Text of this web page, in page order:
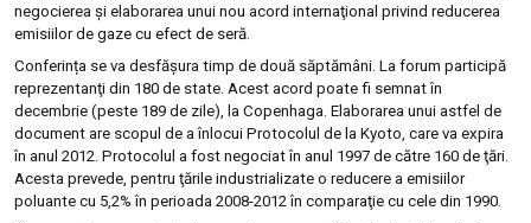
negocierea și elaborarea unui nou acord internaţional privind reducerea
emisiilor de gaze cu efect de seră.
Conferința se va desfășura timp de două săptămâni. La forum participă
reprezentanţi din 180 de state. Acest acord poate fi semnat în
decembrie (peste 189 de zile), la Copenhaga. Elaborarea unui astfel de
document are scopul de a înlocui Protocolul de la Kyoto, care va expira
în anul 2012. Protocolul a fost negociat în anul 1997 de către 160 de ţări.
Acesta prevede, pentru ţările industrializate o reducere a emisiilor
poluante cu 5,2% în perioada 2008-2012 în comparaţie cu cele din 1990.